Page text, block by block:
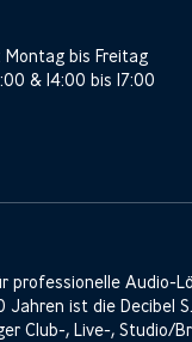
bis Freitag
& 14:00 bis 17:00
professionelle Audio-
Jahren ist die Decibel
Club-, Live-, Studio/